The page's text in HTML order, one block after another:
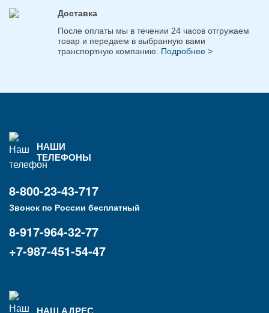
Доставка
После оплаты мы в течении 24 часов отгружаем
товар и передаем в выбранную вами
транспортную компанию. Подробнее >
НАШИ
ТЕЛЕФОНЫ
8-800-23-43-717
Звонок по России бесплатный
8-917-964-32-77
+7-987-451-54-47
НАШ АДРЕС